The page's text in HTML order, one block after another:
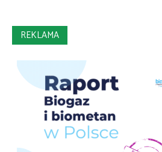
REKLAMA